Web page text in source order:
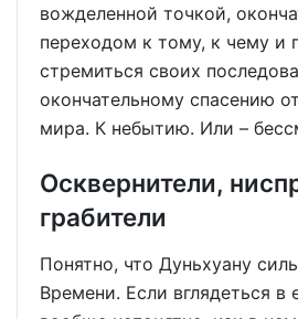
вожделенной точкой,
переходом к тому, к чему и
стремиться своих
окончательному спасению
мира. К небытию. Или –
Осквернители,
грабители
Понятно, что Дуньхуану
Времени. Если вглядеться в